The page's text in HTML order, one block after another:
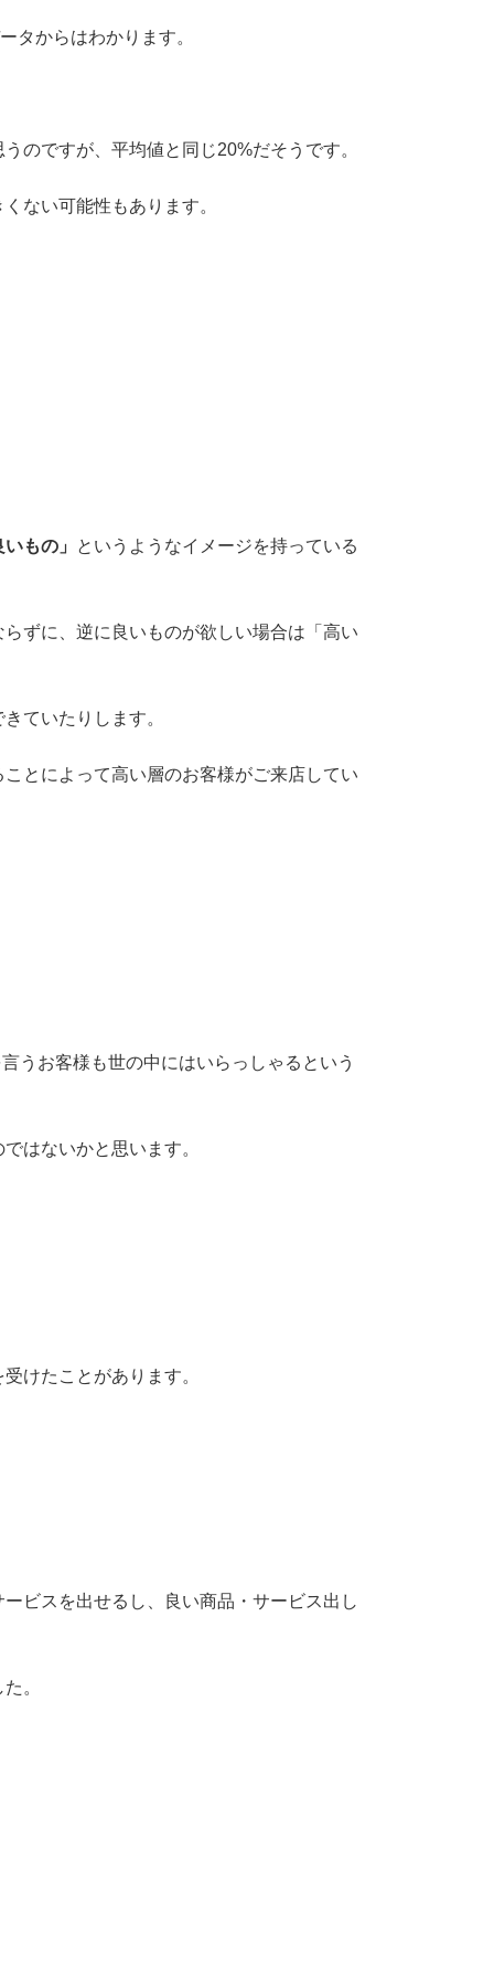
タからはわかります。
のですが、平均値と同じ20%だそうです。
ない可能性もあります。
いもの」
というようなイメージを持っている
ずに、逆に良いものが欲しい場合は「高い
ていたりします。
とによって高い層のお客様がご来店してい
うお客様も世の中にはいらっしゃるという
はないかと思います。
けたことがあります。
ビスを出せるし、良い商品・サービス出し
。